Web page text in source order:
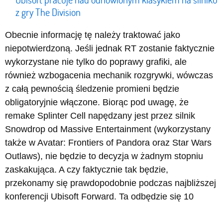
z gry The Division
Obecnie informację tę należy traktować jako
niepotwierdzoną. Jeśli jednak RT zostanie faktycznie
wykorzystane nie tylko do poprawy grafiki, ale
również wzbogacenia mechanik rozgrywki, wówczas
z całą pewnością śledzenie promieni będzie
obligatoryjnie włączone. Biorąc pod uwagę, że
remake Splinter Cell napędzany jest przez silnik
Snowdrop od Massive Entertainment (wykorzystany
także w Avatar: Frontiers of Pandora oraz Star Wars
Outlaws), nie będzie to decyzja w żadnym stopniu
zaskakująca. A czy faktycznie tak będzie,
przekonamy się prawdopodobnie podczas najbliższej
konferencji Ubisoft Forward. Ta odbędzie się 10